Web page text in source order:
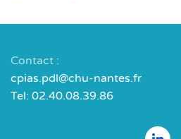
Contact :
cpias.pdl@chu-nantes.fr
Tel: 02.40.08.39.86